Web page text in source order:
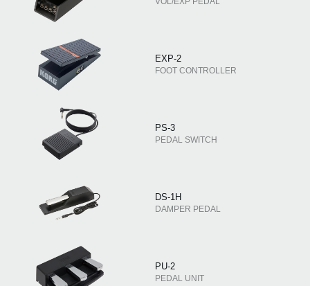
EXP-2
FOOT CONTROLLER
PS-3
PEDAL SWITCH
DS-1H
DAMPER PEDAL
PU-2
PEDAL UNIT